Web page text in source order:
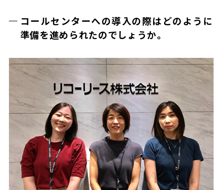
コールセンターへの導入の際はどのように
準備を進められたのでしょうか。